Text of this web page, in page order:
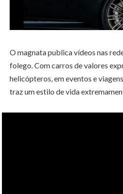
O magnata publica vídeos nas
folego. Com carros de valores
helicópteros, em eventos e
traz um estilo de vida